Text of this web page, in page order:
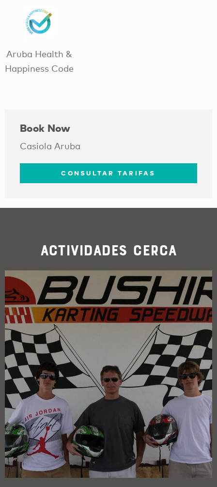
Aruba Health &
Happiness Code
Book Now
Casiola Aruba
CONSULTAR TARIFAS
Actividades cerca